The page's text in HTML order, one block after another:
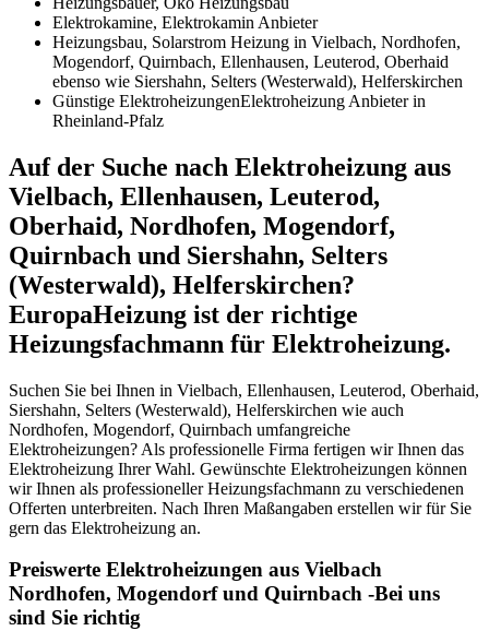
Elektrokamine, Elektrokamin Anbieter
Heizungsbau, Solarstrom Heizung in Vielbach, Nordhofen,
Mogendorf, Quirnbach, Ellenhausen, Leuterod, Oberhaid
ebenso wie Siershahn, Selters (Westerwald), Helferskirchen
Günstige ElektroheizungenElektroheizung Anbieter in
Rheinland-Pfalz
Auf der Suche nach Elektroheizung aus
Vielbach, Ellenhausen, Leuterod,
Oberhaid, Nordhofen, Mogendorf,
Quirnbach und Siershahn, Selters
(Westerwald), Helferskirchen?
EuropaHeizung ist der richtige
Heizungsfachmann für Elektroheizung.
Suchen Sie bei Ihnen in Vielbach, Ellenhausen, Leuterod, Oberhaid,
Siershahn, Selters (Westerwald), Helferskirchen wie auch
Nordhofen, Mogendorf, Quirnbach umfangreiche
Elektroheizungen? Als professionelle Firma fertigen wir Ihnen das
Elektroheizung Ihrer Wahl. Gewünschte Elektroheizungen können
wir Ihnen als professioneller Heizungsfachmann zu verschiedenen
Offerten unterbreiten. Nach Ihren Maßangaben erstellen wir für Sie
gern das Elektroheizung an.
Preiswerte Elektroheizungen aus Vielbach
Nordhofen, Mogendorf und Quirnbach -Bei uns
sind Sie richtig